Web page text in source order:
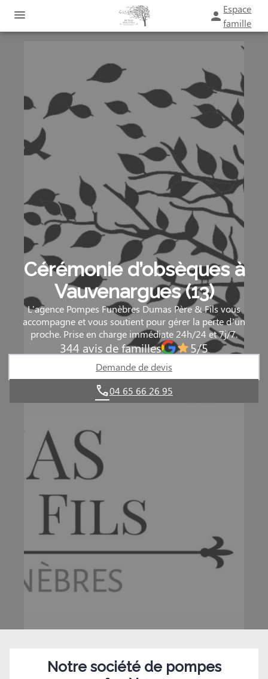
Espace
famille
PRÉVOIR SES OBSÈQUES
SERVICES AUX FAMILLES
MONUMENTS FUNÉRAIRES
NOTRE AGENCE
ESPACES HOMMAGES
Cérémonie d’obsèques à
Vauvenargues (13)
L'agence Pompes Funèbres Dumas Père & Fils vous
accompagne et vous soutient pour gérer la perte d’un
proche. Prise en charge immédiate 24h/24 et 7j/7.
344 avis de familles 5/5
Demande de devis
04 65 66 26 95
Notre société de pompes